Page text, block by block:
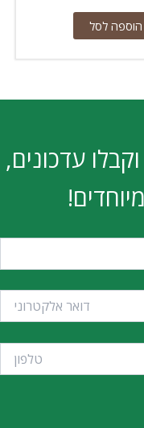
הוספה לסל
עדכונים,